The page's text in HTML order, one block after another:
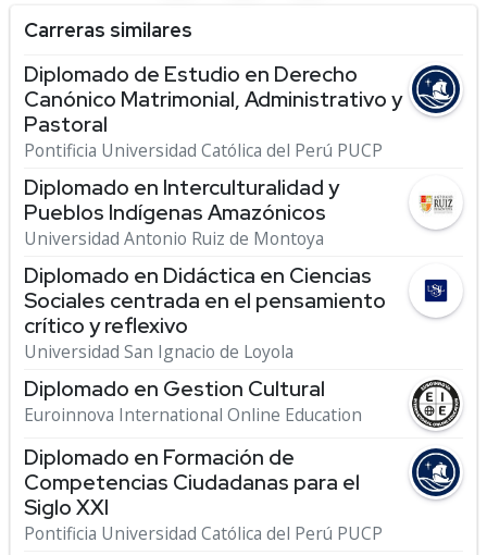
Carreras similares
Diplomado de Estudio en Derecho
Canónico Matrimonial, Administrativo y
Pastoral
Pontificia Universidad Católica del Perú PUCP
Diplomado en Interculturalidad y
Pueblos Indígenas Amazónicos
Universidad Antonio Ruiz de Montoya
Diplomado en Didáctica en Ciencias
Sociales centrada en el pensamiento
crítico y reflexivo
Universidad San Ignacio de Loyola
Diplomado en Gestion Cultural
Euroinnova International Online Education
Diplomado en Formación de
Competencias Ciudadanas para el
Siglo XXI
Pontificia Universidad Católica del Perú PUCP